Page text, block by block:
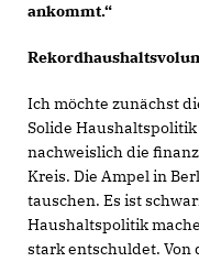
ankommt.“
Ich möchte zunächst
Solide
nachweislich die
Kreis. Die Ampel in
tauschen. Es ist
Haushaltspolitik
stark entschuldet. Von